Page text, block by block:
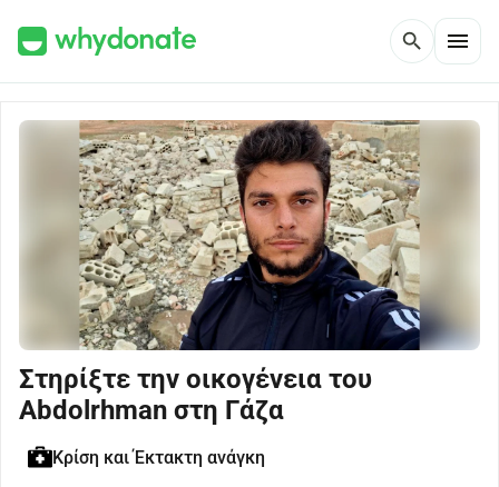
search menu
Στηρίξτε την οικογένεια του
Abdolrhman στη Γάζα
Κρίση και Έκτακτη ανάγκη